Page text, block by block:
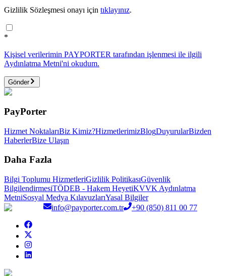
Gizlilik Sözleşmesi onayı için tıklayınız.
*
Kişisel verilerimin PAYPORTER tarafından işlenmesi ile ilgili
Aydınlatma Metni'ni okudum.
Gönder
PayPorter
Hizmet NoktalarıBiz Kimiz?HizmetlerimizBlogDuyurularBizden
HaberlerBize Ulaşın
Daha Fazla
Bilgi Toplumu HizmetleriGizlilik PolitikasıGüvenlik
BilgilendirmesiTÖDEB - Hakem HeyetiKVVK Aydınlatma
MetniSosyal Medya KılavuzlarıYasal Bilgiler
info@payporter.com.tr
+90 (850) 811 00 77